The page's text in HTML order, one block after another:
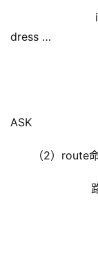
ifconfig
dress …
#
#
ASK
（2）route
路由
查看
添加